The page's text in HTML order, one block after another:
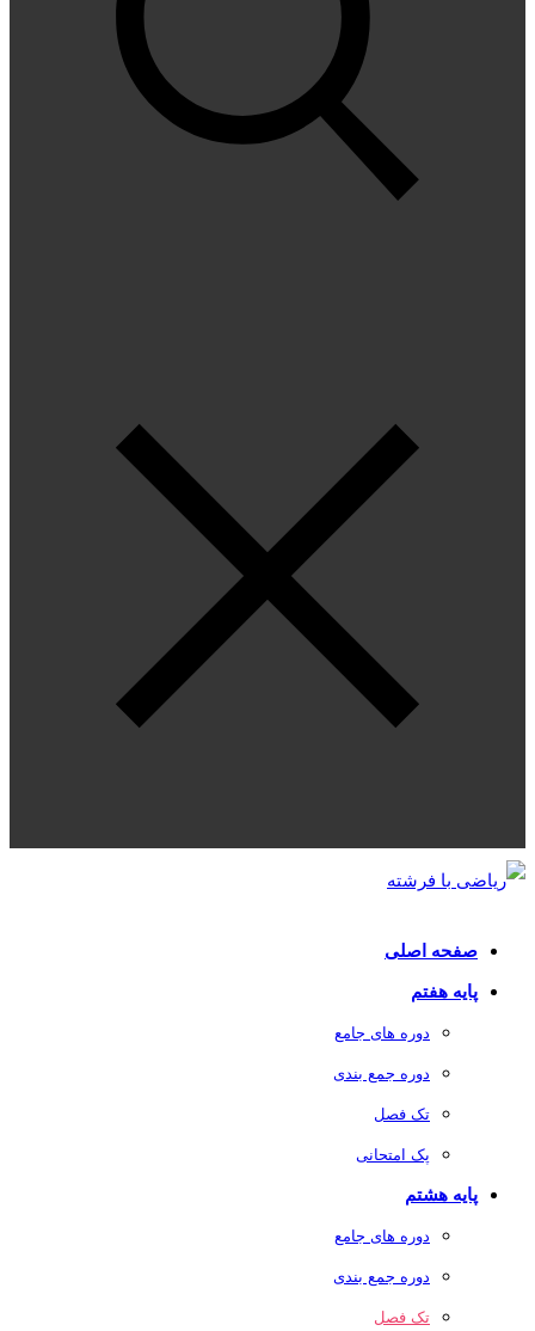
صفحه اصلی
پایه هفتم
دوره های جامع
دوره جمع بندی
تک فصل
پک امتحانی
پایه هشتم
دوره های جامع
دوره جمع بندی
تک فصل